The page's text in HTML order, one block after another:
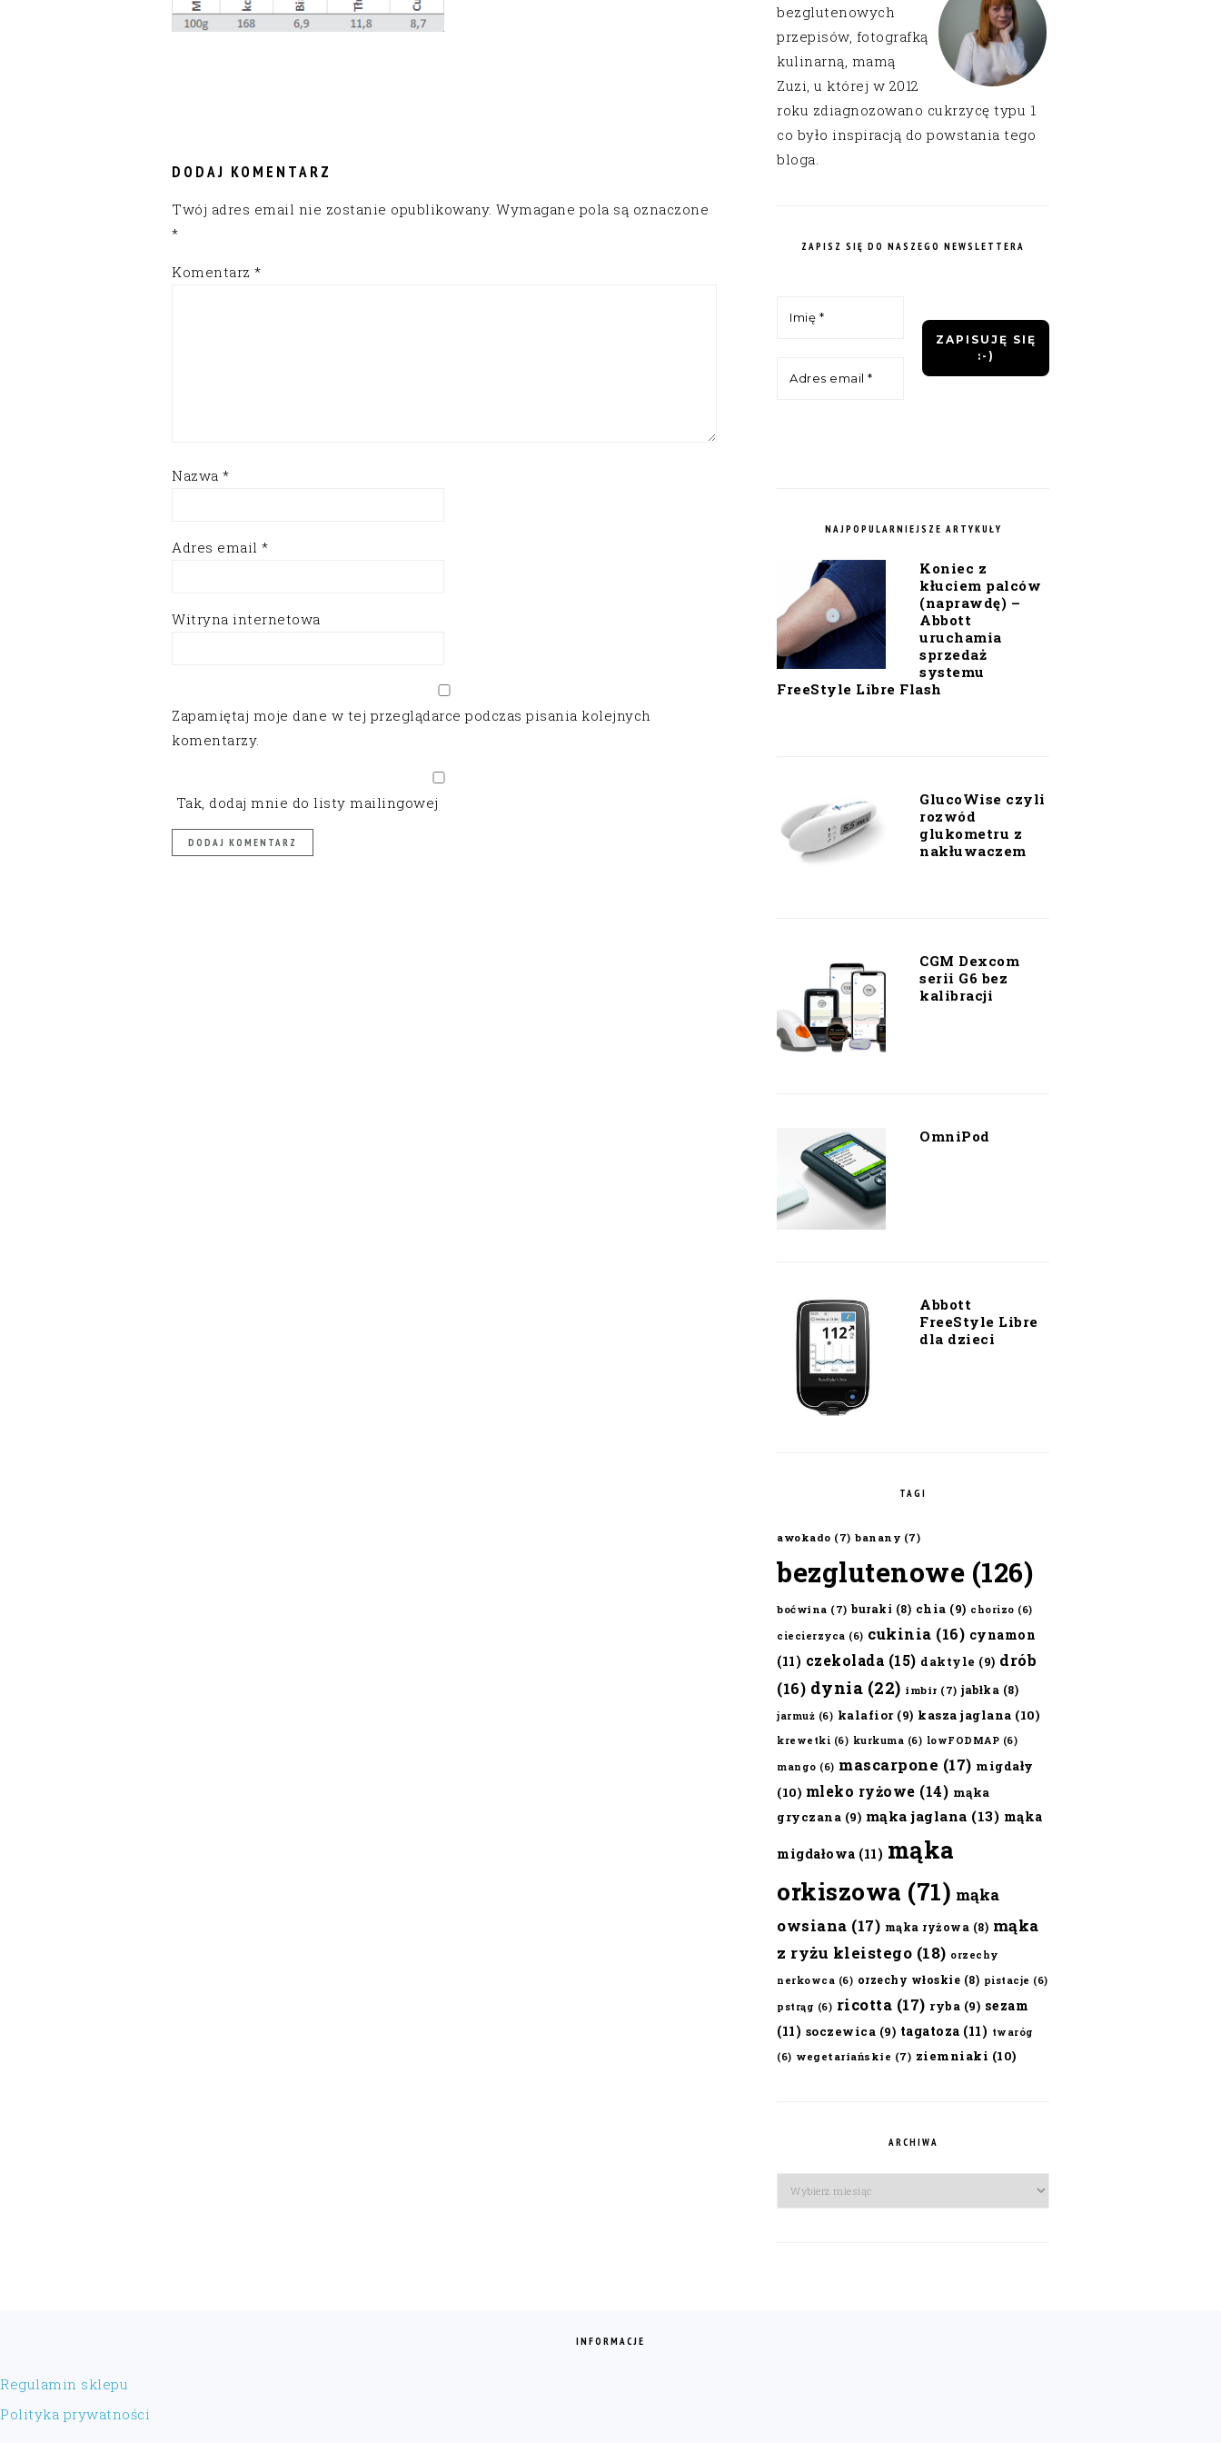
DODAJ KOMENTARZ
Twój adres email nie zostanie opublikowany. Wymagane pola są oznaczone
*
Komentarz *
Nazwa *
Adres email *
Witryna internetowa
Zapamiętaj moje dane w tej przeglądarce podczas pisania kolejnych
komentarzy.
Tak, dodaj mnie do listy mailingowej
bezglutenowych
przepisów, fotografką
kulinarną, mamą
Zuzi, u której w 2012
roku zdiagnozowano cukrzycę typu 1
co było inspiracją do powstania tego
bloga.
ZAPISZ SIĘ DO NASZEGO NEWSLETTERA
NAJPOPULARNIEJSZE ARTYKUŁY
Koniec z
kłuciem palców
(naprawdę) –
Abbott
uruchamia
sprzedaż
systemu
FreeStyle Libre Flash
GlucoWise czyli
rozwód
glukometru z
nakłuwaczem
CGM Dexcom
serii G6 bez
kalibracji
OmniPod
Abbott
FreeStyle Libre
dla dzieci
TAGI
awokado (7) banany (7)
bezglutenowe (126)
boćwina (7) buraki (8) chia (9) chorizo (6)
ciecierzyca (6) cukinia (16) cynamon
(11) czekolada (15) daktyle (9) drób
(16) dynia (22) imbir (7) jabłka (8)
jarmuż (6) kalafior(9) kasza jaglana (10)
krewetki (6) kurkuma (6) lowFODMAP (6)
mango (6) mascarpone (17) migdały
(10) mleko ryżowe (14) mąka
gryczana (9) mąka jaglana (13) mąka
migdałowa (11) mąka
orkiszowa (71) mąka
owsiana (17) mąka ryżowa (8) mąka
z ryżu kleistego (18) orzechy
nerkowca (6) orzechy włoskie (8) pistacje (6)
pstrąg (6) ricotta (17) ryba (9) sezam
(11) soczewica (9) tagatoza (11) twaróg
(6) wegetariańskie (7) ziemniaki (10)
ARCHIWA
Archiwa
INFORMACJE
Regulamin sklepu
Polityka prywatności